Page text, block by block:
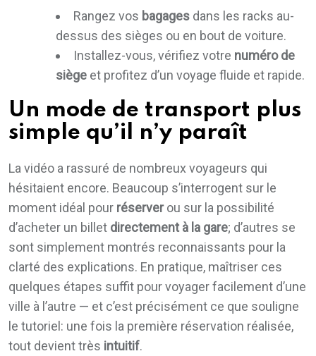
Rangez vos bagages dans les racks au-
dessus des sièges ou en bout de voiture.
Installez-vous, vérifiez votre numéro de
siège et profitez d’un voyage fluide et rapide.
Un mode de transport plus
simple qu’il n’y paraît
La vidéo a rassuré de nombreux voyageurs qui
hésitaient encore. Beaucoup s’interrogent sur le
moment idéal pour réserverou sur la possibilité
d’acheter un billet directement à la gare; d’autres se
sont simplement montrés reconnaissants pour la
clarté des explications. En pratique, maîtriser ces
quelques étapes suffit pour voyager facilement d’une
ville à l’autre — et c’est précisément ce que souligne
le tutoriel: une fois la première réservation réalisée,
tout devient très intuitif.